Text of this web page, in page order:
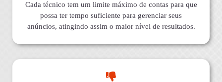
Cada técnico tem um limite máximo de contas para que
possa ter tempo suficiente para gerenciar seus
anúncios, atingindo assim o maior nível de resultados.